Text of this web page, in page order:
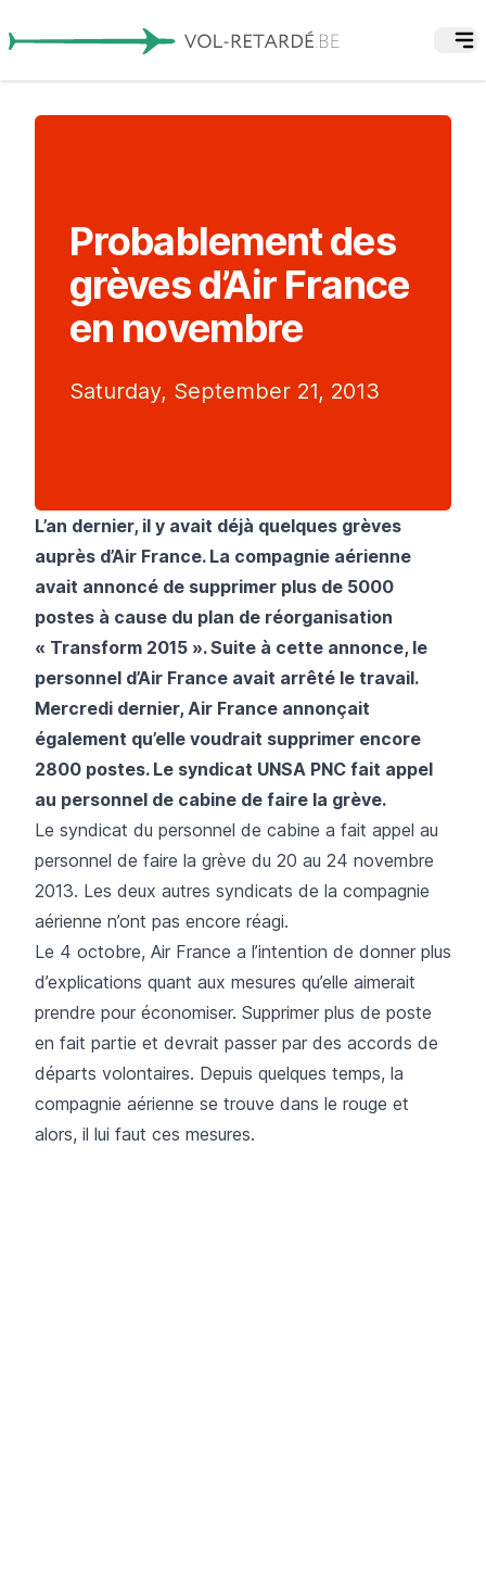
Probablement des
grèves d’Air France
en novembre
Saturday, September 21, 2013
L’an dernier, il y avait déjà quelques grèves
auprès d’Air France. La compagnie aérienne
avait annoncé de supprimer plus de 5000
postes à cause du plan de réorganisation
« Transform 2015 ». Suite à cette annonce, le
personnel d’Air France avait arrêté le travail.
Mercredi dernier, Air France annonçait
également qu’elle voudrait supprimer encore
2800 postes. Le syndicat UNSA PNC fait appel
au personnel de cabine de faire la grève.
Le syndicat du personnel de cabine a fait appel au
personnel de faire la grève du 20 au 24 novembre
2013. Les deux autres syndicats de la compagnie
aérienne n’ont pas encore réagi.
Le 4 octobre, Air France a l’intention de donner plus
d’explications quant aux mesures qu’elle aimerait
prendre pour économiser. Supprimer plus de poste
en fait partie et devrait passer par des accords de
départs volontaires. Depuis quelques temps, la
compagnie aérienne se trouve dans le rouge et
alors, il lui faut ces mesures.